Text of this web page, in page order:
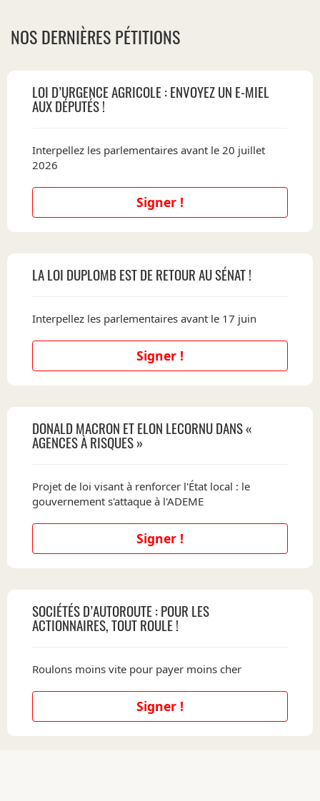
NOS DERNIÈRES PÉTITIONS
LOI D’URGENCE AGRICOLE : ENVOYEZ UN E-MIEL
AUX DÉPUTÉS !
Interpellez les parlementaires avant le 20 juillet
2026
Signer !
LA LOI DUPLOMB EST DE RETOUR AU SÉNAT !
Interpellez les parlementaires avant le 17 juin
Signer !
DONALD MACRON ET ELON LECORNU DANS «
AGENCES À RISQUES »
Projet de loi visant à renforcer l'État local : le
gouvernement s'attaque à l'ADEME
Signer !
SOCIÉTÉS D’AUTOROUTE : POUR LES
ACTIONNAIRES, TOUT ROULE !
Roulons moins vite pour payer moins cher
Signer !